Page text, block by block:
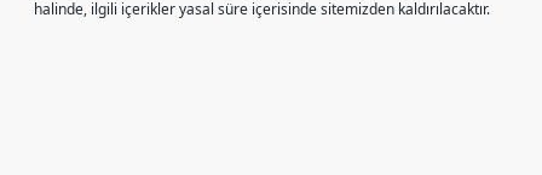
halinde, ilgili içerikler yasal süre içerisinde sitemizden kaldırılacaktır.